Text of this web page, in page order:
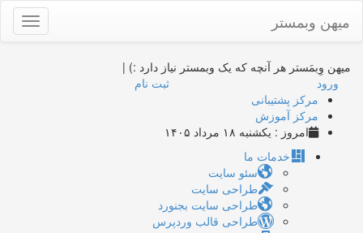
میهن وبمستر
میهن وِبمَستر هر آنچه که یک وبمستر نیاز دارد :) |
ورود
ثبت نام
مرکز پشتیبانی
مرکز آموزش
امروز : یکشنبه ۱۸ مرداد ۱۴۰۵
خدمات ما
سئو سایت
طراحی سایت
طراحی سایت بجنورد
طراحی قالب وردپرس